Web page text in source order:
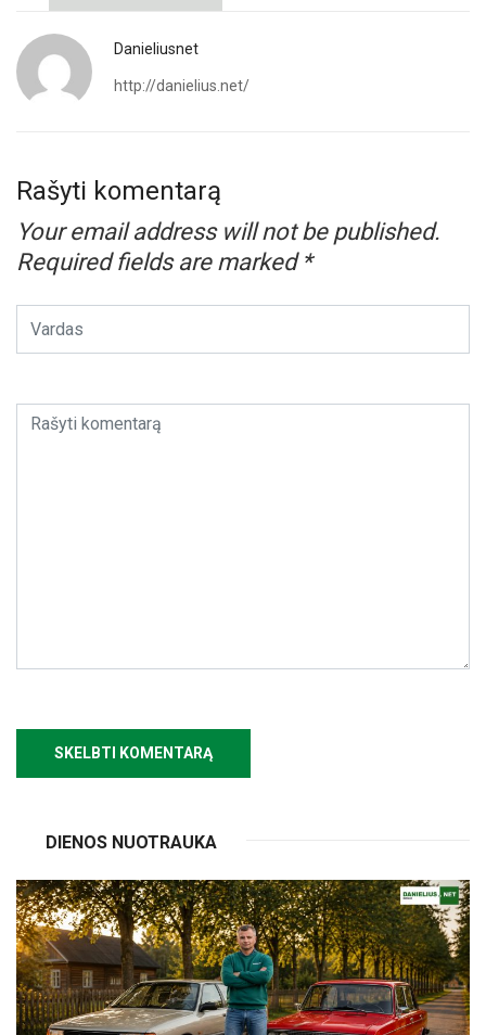
Danieliusnet
http://danielius.net/
Rašyti komentarą
Your email address will not be published.
Required fields are marked *
DIENOS NUOTRAUKA